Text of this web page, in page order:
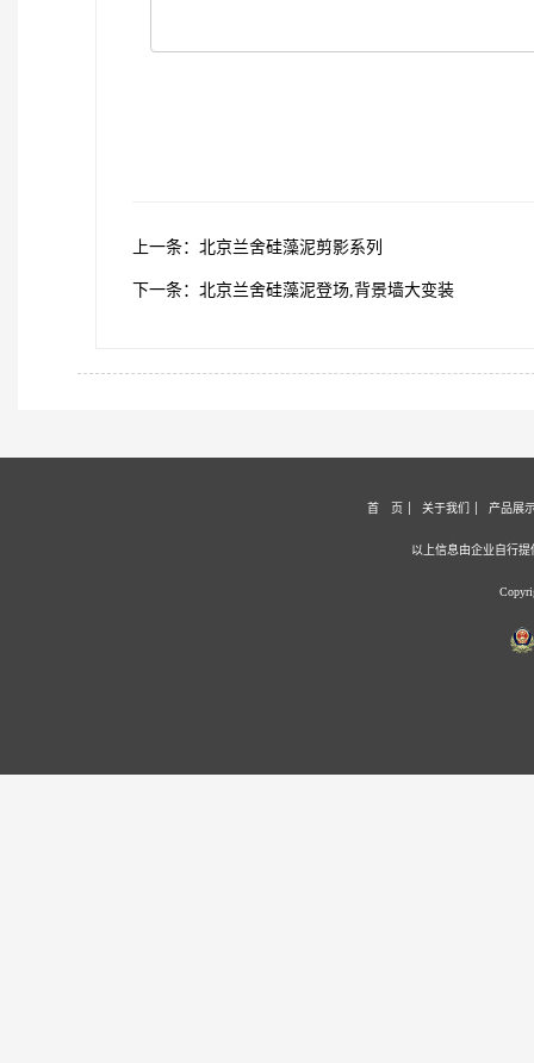
上一条：北京兰舍硅藻泥剪影系列
下一条：北京兰舍硅藻泥登场,背景墙大变装
首 页 关于我们 产品展
以上信息由企业自行